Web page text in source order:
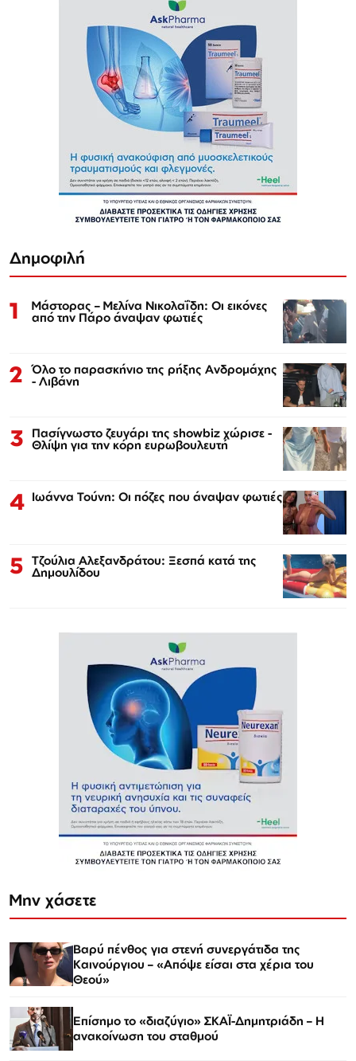
Δημοφιλή
1 Μάστορας – Μελίνα Νικολαΐδη: Οι εικόνες
από την Πάρο άναψαν φωτιές
2 Όλο το παρασκήνιο της ρήξης Ανδρομάχης
- Λιβάνη
3 Πασίγνωστο ζευγάρι της showbiz χώρισε -
Θλίψη για την κόρη ευρωβουλευτή
4 Ιωάννα Τούνη: Οι πόζες που άναψαν φωτιές
5 Τζούλια Αλεξανδράτου: Ξεσπά κατά της
Δημουλίδου
Μην χάσετε
Βαρύ πένθος για στενή συνεργάτιδα της
Καινούργιου – «Απόψε είσαι στα χέρια του
Θεού»
Επίσημο το «διαζύγιο» ΣΚΑΪ-Δημητριάδη – Η
ανακοίνωση του σταθμού